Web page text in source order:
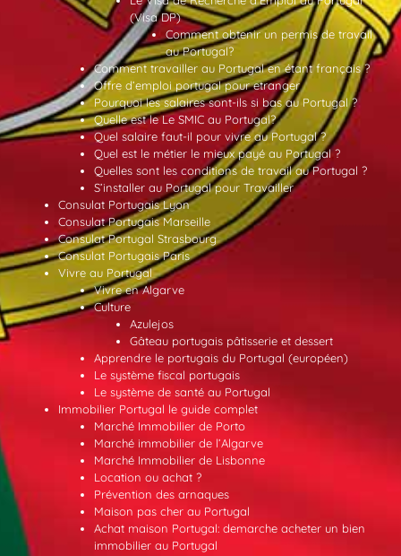
(Visa DP)
Comment obtenir un permis de travail
au Portugal?
Comment travailler au Portugal en étant français ?
Offre d’emploi portugal pour etranger
Pourquoi les salaires sont-ils si bas au Portugal ?
Quelle est le Le SMIC au Portugal?
Quel salaire faut-il pour vivre au Portugal ?
Quel est le métier le mieux payé au Portugal ?
Quelles sont les conditions de travail au Portugal ?
S’installer au Portugal pour Travailler
Consulat Portugais Lyon
Consulat Portugais Marseille
Consulat Portugal Strasbourg
Consulat Portugais Paris
Vivre au Portugal
Vivre en Algarve
Culture
Azulejos
Gâteau portugais pâtisserie et dessert
Apprendre le portugais du Portugal (européen)
Le système fiscal portugais
Le système de santé au Portugal
Immobilier Portugal le guide complet
Marché Immobilier de Porto
Marché immobilier de l’Algarve
Marché Immobilier de Lisbonne
Location ou achat ?
Prévention des arnaques
Maison pas cher au Portugal
Achat maison Portugal: demarche acheter un bien
immobilier au Portugal